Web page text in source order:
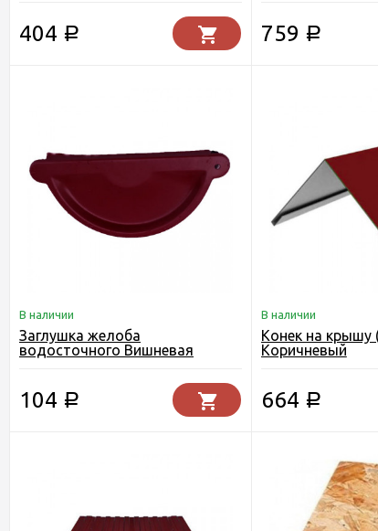
404 Р 759 Р
В наличии
Заглушка желоба
водосточного Вишневая
104 Р
В наличии
Конек на крышу
Коричневый
664 Р